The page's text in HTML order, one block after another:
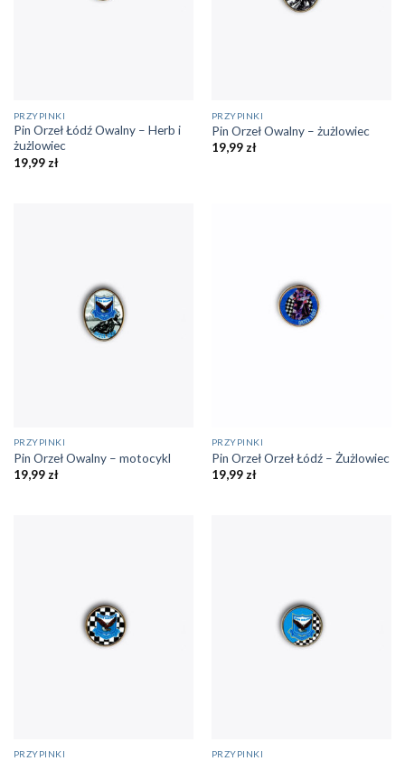
PRZYPINKI
Pin Orzeł Łódź Owalny – Herb i
żużlowiec
19,99 zł
PRZYPINKI
Pin Orzeł Owalny – żużlowiec
19,99zł
PRZYPINKI
Pin Orzeł Owalny – motocykl
19,99 zł
PRZYPINKI
Pin Orzeł Orzeł Łódź – Żużlowiec
19,99 zł
PRZYPINKI PRZYPINKI